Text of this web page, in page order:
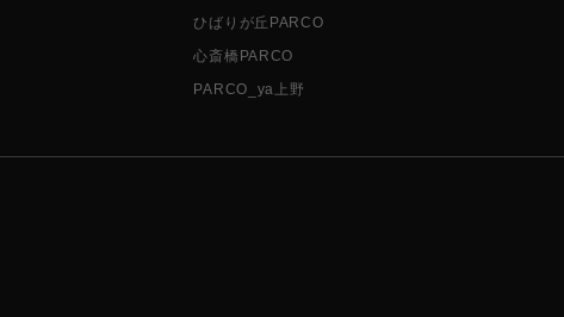
ひばりが丘PARCO
心斎橋PARCO
PARCO_ya上野